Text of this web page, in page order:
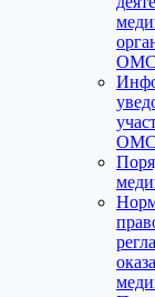
ОМС